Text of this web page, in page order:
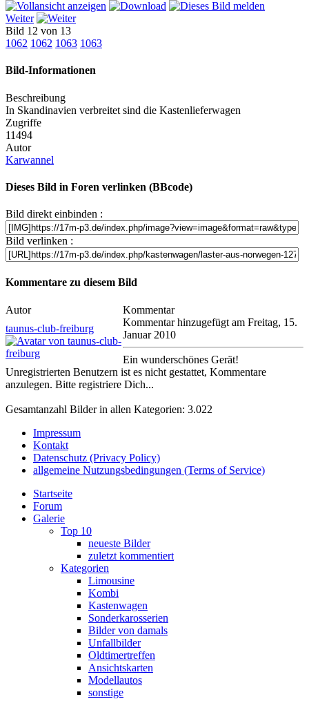
Weiter
Bild 12 von 13
1062 1062 1063 1063
Bild-Informationen
Beschreibung
In Skandinavien verbreitet sind die Kastenlieferwagen
Zugriffe
11494
Autor
Karwannel
Dieses Bild in Foren verlinken (BBcode)
Bild direkt einbinden :
Bild verlinken :
Kommentare zu diesem Bild
Autor
Kommentar
taunus-club-freiburg
Kommentar hinzugefügt am Freitag, 15.
Januar 2010
Ein wunderschönes Gerät!
Unregistrierten Benutzern ist es nicht gestattet, Kommentare
anzulegen. Bitte registriere Dich...
Gesamtanzahl Bilder in allen Kategorien: 3.022
Impressum
Kontakt
Datenschutz (Privacy Policy)
allgemeine Nutzungsbedingungen (Terms of Service)
Startseite
Forum
Galerie
Top 10
neueste Bilder
zuletzt kommentiert
Kategorien
Limousine
Kombi
Kastenwagen
Sonderkarosserien
Bilder von damals
Unfallbilder
Oldtimertreffen
Ansichtskarten
Modellautos
sonstige